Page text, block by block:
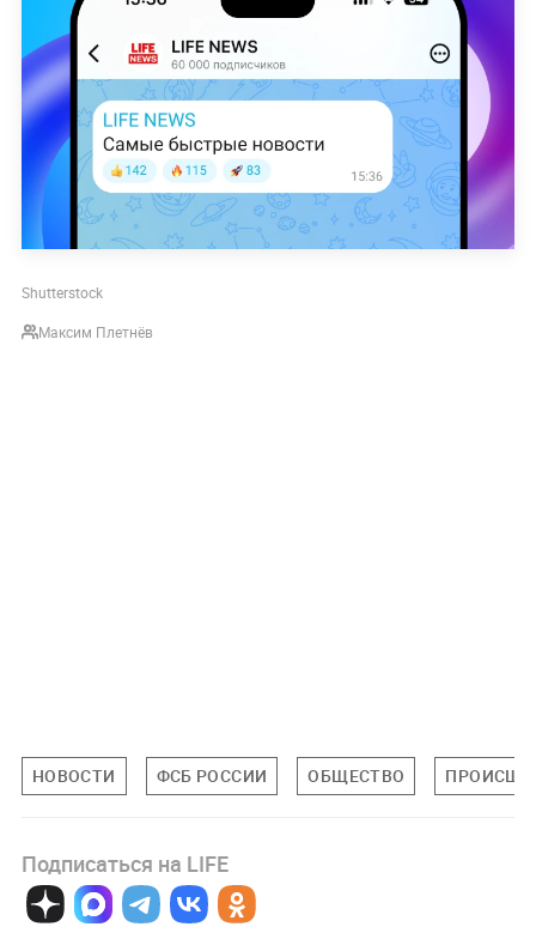
Shutterstock
Максим Плетнёв
НОВОСТИ ФСБ РОССИИ ОБЩЕСТВО
Подписаться на LIFE